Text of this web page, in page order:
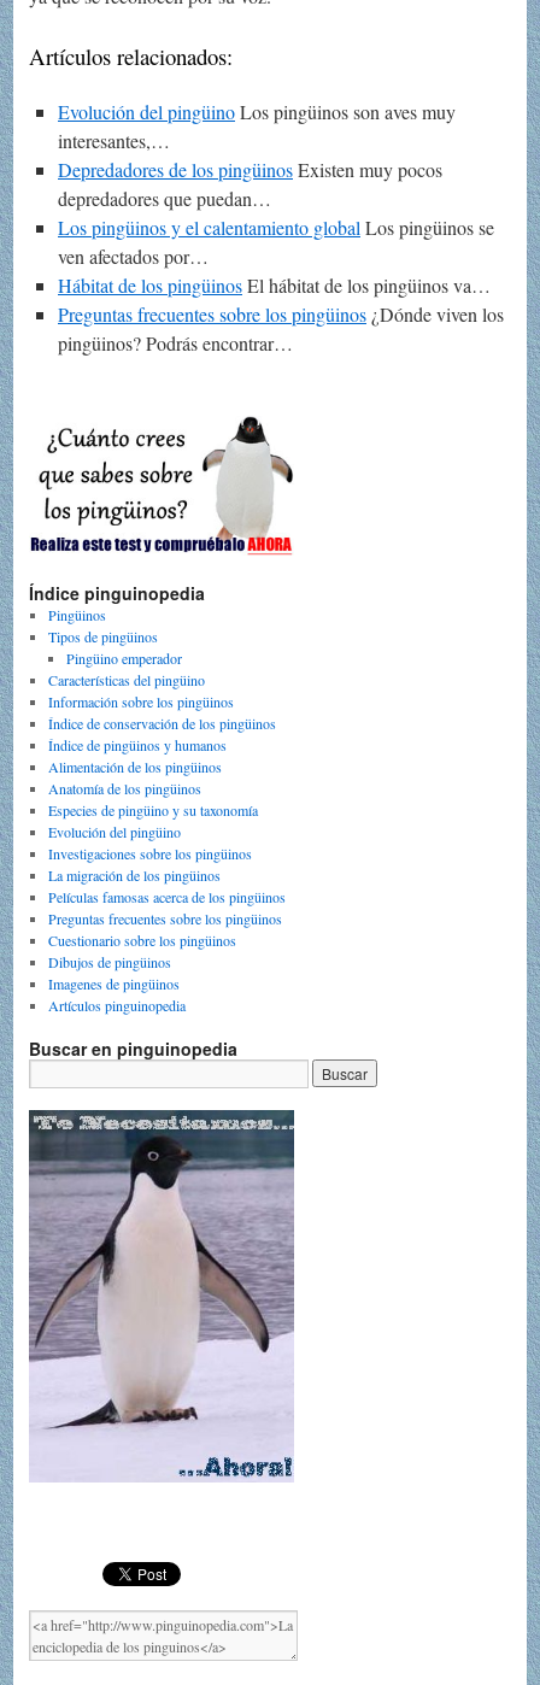
Artículos relacionados:
Evolución del pingüinoLos pingüinos son aves muy
interesantes,…
Depredadores de los pingüinosExisten muy pocos
depredadores que puedan…
Los pingüinos y el calentamiento globalLos pingüinos se
ven afectados por…
Hábitat de los pingüinosEl hábitat de los pingüinos va…
Preguntas frecuentes sobre los pingüinos¿Dónde viven los
pingüinos? Podrás encontrar…
Índice pinguinopedia
Pingüinos
Tipos de pingüinos
Pingüino emperador
Características del pingüino
Información sobre los pingüinos
Índice de conservación de los pingüinos
Índice de pingüinos y humanos
Alimentación de los pingüinos
Anatomía de los pingüinos
Especies de pingüino y su taxonomía
Evolución del pingüino
Investigaciones sobre los pingüinos
La migración de los pingüinos
Películas famosas acerca de los pingüinos
Preguntas frecuentes sobre los pingüinos
Cuestionario sobre los pingüinos
Dibujos de pingüinos
Imagenes de pingüinos
Artículos pinguinopedia
Buscar en pinguinopedia